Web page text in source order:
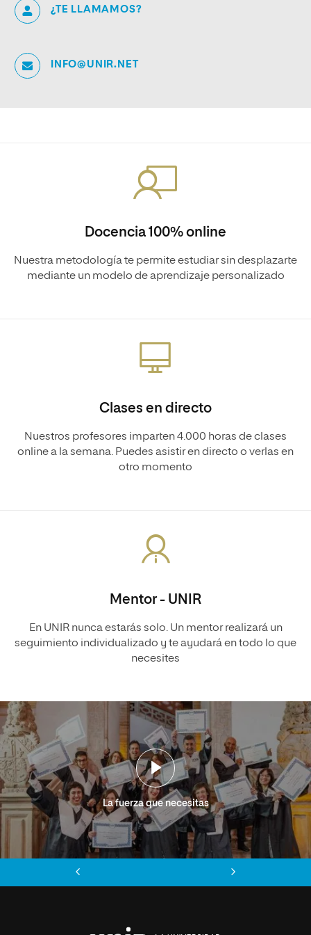
¿TE LLAMAMOS?
INFO@UNIR.NET
Docencia 100% online
Nuestra metodología te permite estudiar sin desplazarte
mediante un modelo de aprendizaje personalizado
Clases en directo
Nuestros profesores imparten 4.000 horas de clases
online a la semana. Puedes asistir en directo o verlas en
otro momento
Mentor - UNIR
En UNIR nunca estarás solo. Un mentor realizará un
seguimiento individualizado y te ayudará en todo lo que
necesites
La fuerza que necesitas